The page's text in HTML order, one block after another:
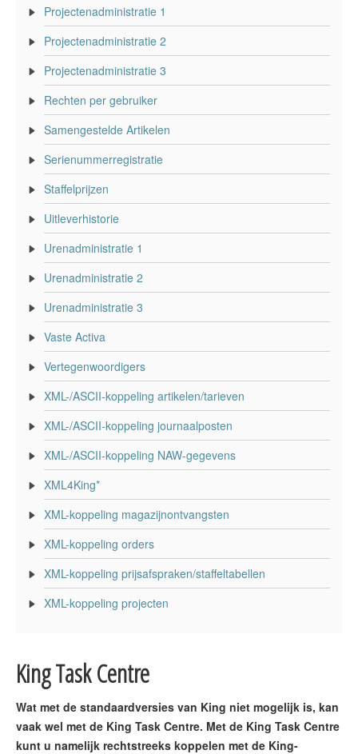
Projectenadministratie 1
Projectenadministratie 2
Projectenadministratie 3
Rechten per gebruiker
Samengestelde Artikelen
Serienummerregistratie
Staffelprijzen
Uitleverhistorie
Urenadministratie 1
Urenadministratie 2
Urenadministratie 3
Vaste Activa
Vertegenwoordigers
XML-/ASCII-koppeling artikelen/tarieven
XML-/ASCII-koppeling journaalposten
XML-/ASCII-koppeling NAW-gegevens
XML4King*
XML-koppeling magazijnontvangsten
XML-koppeling orders
XML-koppeling prijsafspraken/staffeltabellen
XML-koppeling projecten
King Task Centre
Wat met de standaardversies van King niet mogelijk is, kan
vaak wel met de King Task Centre. Met de King Task Centre
kunt u namelijk rechtstreeks koppelen met de King-